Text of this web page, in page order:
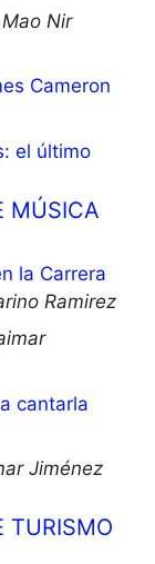
Mao Nir
Cameron
el último
MÚSICA
la Carrera
Ramirez
cantarla
Jiménez
TURISMO